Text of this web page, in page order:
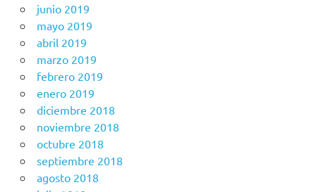
junio 2019
mayo 2019
abril 2019
marzo 2019
febrero 2019
enero 2019
diciembre 2018
noviembre 2018
octubre 2018
septiembre 2018
agosto 2018